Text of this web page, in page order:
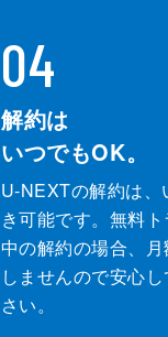
04
解約は
いつでもOK。
U-NEXTの解約は、
き可能です。無料
中の解約の場合、
しませんので安心
さい。